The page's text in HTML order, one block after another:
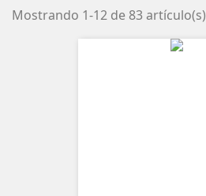
Mostrando 1-12 de 83 artículo(s)